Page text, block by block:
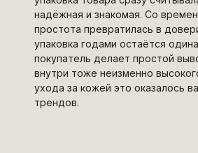
надёжная и знакомая. Со
простота превратилась в
упаковка годами остаётся
покупатель делает простой
внутри тоже неизменно
ухода за кожей это оказалось
трендов.